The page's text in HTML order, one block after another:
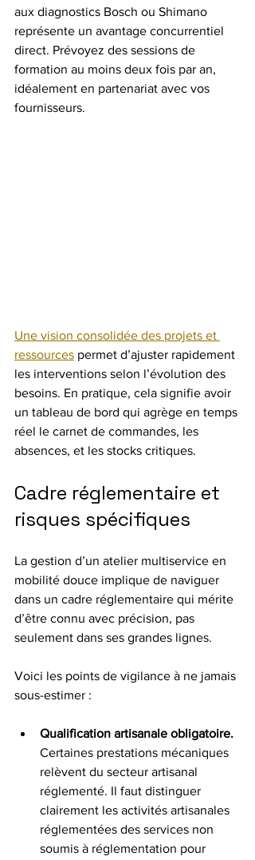
aux diagnostics Bosch ou Shimano
représente un avantage concurrentiel
direct. Prévoyez des sessions de
formation au moins deux fois par an,
idéalement en partenariat avec vos
fournisseurs.
Une vision consolidée des projets et
ressources permet d’ajuster rapidement
les interventions selon l’évolution des
besoins. En pratique, cela signifie avoir
un tableau de bord qui agrège en temps
réel le carnet de commandes, les
absences, et les stocks critiques.
Cadre réglementaire et
risques spécifiques
La gestion d’un atelier multiservice en
mobilité douce implique de naviguer
dans un cadre réglementaire qui mérite
d’être connu avec précision, pas
seulement dans ses grandes lignes.
Voici les points de vigilance à ne jamais
sous-estimer :
Qualification artisanale obligatoire.
Certaines prestations mécaniques
relèvent du secteur artisanal
réglementé. Il faut distinguer
clairement les activités artisanales
réglementées des services non
soumis à réglementation pour